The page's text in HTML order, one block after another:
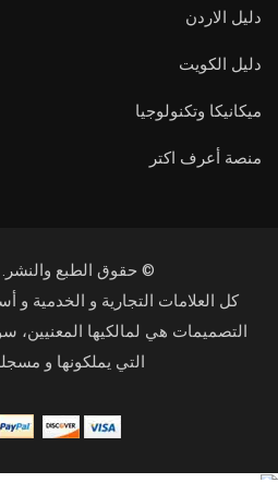
دليل الاردن
دليل الكويت
ميكانيكا وتكنولوجيا
منصة أعرف اكتر
© حقوق الطبع والنشر.
كل العلامات التجارية و الخدمية و
التصميمات هي لمالكيها المعنيين،
التي يملكونها و